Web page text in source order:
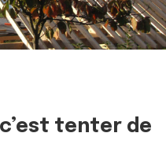
tenter de